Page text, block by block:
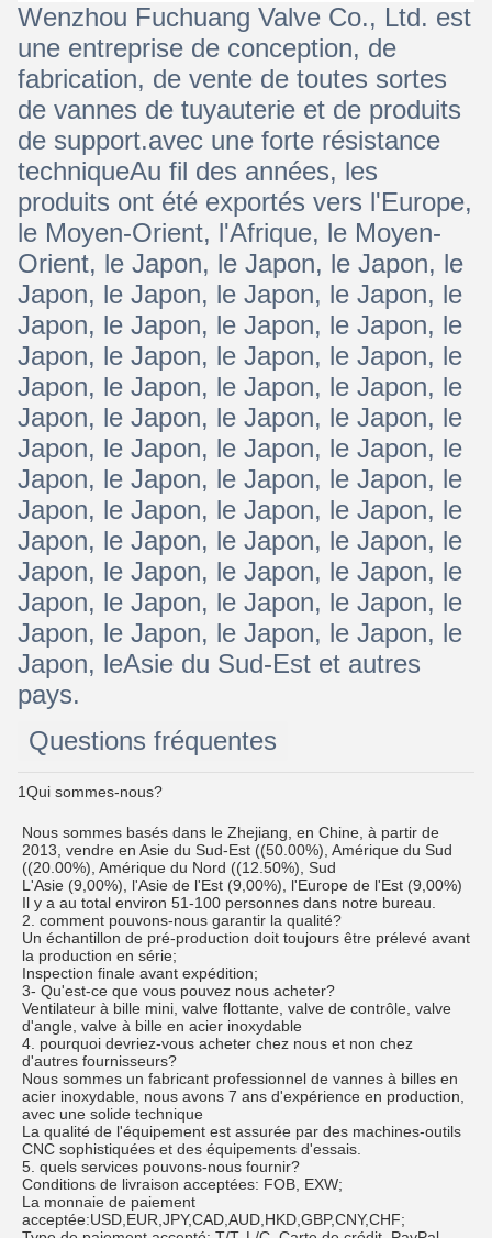
Wenzhou Fuchuang Valve Co., Ltd. est
une entreprise de conception, de
fabrication, de vente de toutes sortes
de vannes de tuyauterie et de produits
de support.avec une forte résistance
techniqueAu fil des années, les
produits ont été exportés vers l'Europe,
le Moyen-Orient, l'Afrique, le Moyen-
Orient, le Japon, le Japon, le Japon, le
Japon, le Japon, le Japon, le Japon, le
Japon, le Japon, le Japon, le Japon, le
Japon, le Japon, le Japon, le Japon, le
Japon, le Japon, le Japon, le Japon, le
Japon, le Japon, le Japon, le Japon, le
Japon, le Japon, le Japon, le Japon, le
Japon, le Japon, le Japon, le Japon, le
Japon, le Japon, le Japon, le Japon, le
Japon, le Japon, le Japon, le Japon, le
Japon, le Japon, le Japon, le Japon, le
Japon, le Japon, le Japon, le Japon, le
Japon, le Japon, le Japon, le Japon, le
Japon, leAsie du Sud-Est et autres
pays.
Questions fréquentes
1Qui sommes-nous?
Nous sommes basés dans le Zhejiang, en Chine, à partir de
2013, vendre en Asie du Sud-Est ((50.00%), Amérique du Sud
((20.00%), Amérique du Nord ((12.50%), Sud
L'Asie (9,00%), l'Asie de l'Est (9,00%), l'Europe de l'Est (9,00%)
Il y a au total environ 51-100 personnes dans notre bureau.
2. comment pouvons-nous garantir la qualité?
Un échantillon de pré-production doit toujours être prélevé avant
la production en série;
Inspection finale avant expédition;
3- Qu'est-ce que vous pouvez nous acheter?
Ventilateur à bille mini, valve flottante, valve de contrôle, valve
d'angle, valve à bille en acier inoxydable
4. pourquoi devriez-vous acheter chez nous et non chez
d'autres fournisseurs?
Nous sommes un fabricant professionnel de vannes à billes en
acier inoxydable, nous avons 7 ans d'expérience en production,
avec une solide technique
La qualité de l'équipement est assurée par des machines-outils
CNC sophistiquées et des équipements d'essais.
5. quels services pouvons-nous fournir?
Conditions de livraison acceptées: FOB, EXW;
La monnaie de paiement
acceptée:USD,EUR,JPY,CAD,AUD,HKD,GBP,CNY,CHF;